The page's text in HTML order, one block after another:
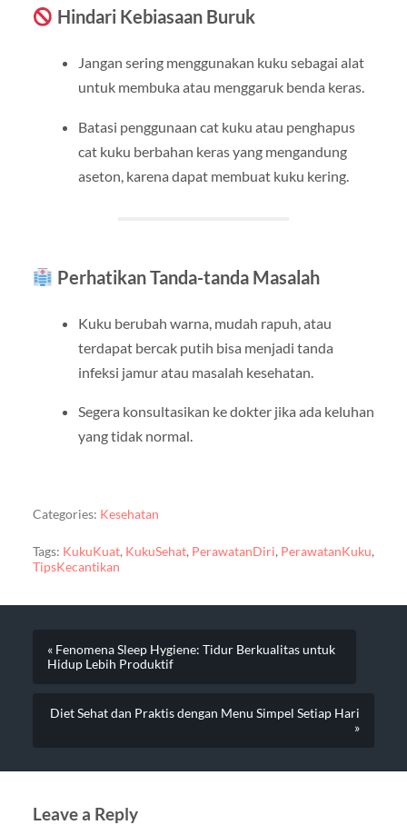
Hindari Kebiasaan Buruk
Jangan sering menggunakan kuku sebagai alat
untuk membuka atau menggaruk benda keras.
Batasi penggunaan cat kuku atau penghapus
cat kuku berbahan keras yang mengandung
aseton, karena dapat membuat kuku kering.
Perhatikan Tanda-tanda Masalah
Kuku berubah warna, mudah rapuh, atau
terdapat bercak putih bisa menjadi tanda
infeksi jamur atau masalah kesehatan.
Segera konsultasikan ke dokter jika ada keluhan
yang tidak normal.
Categories: Kesehatan
Tags: KukuKuat, KukuSehat, PerawatanDiri, PerawatanKuku,
TipsKecantikan
« Fenomena Sleep Hygiene: Tidur Berkualitas untuk
Hidup Lebih Produktif
Diet Sehat dan Praktis dengan Menu Simpel Setiap Hari
»
Leave a Reply